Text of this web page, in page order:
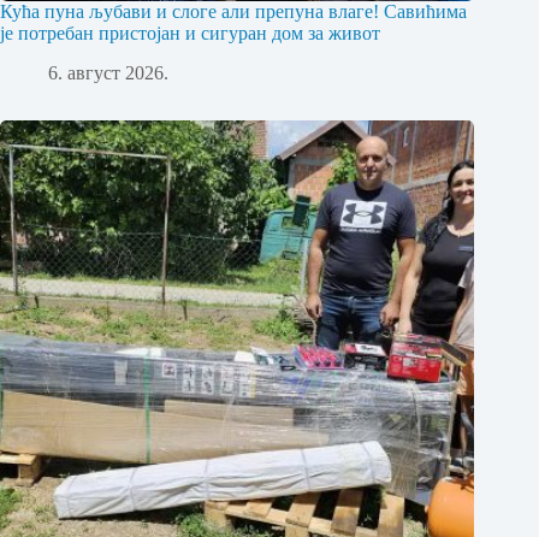
Кућа пуна љубави и слоге али препуна влаге! Савићима
је потребан пристојан и сигуран дом за живот
6. август 2026.